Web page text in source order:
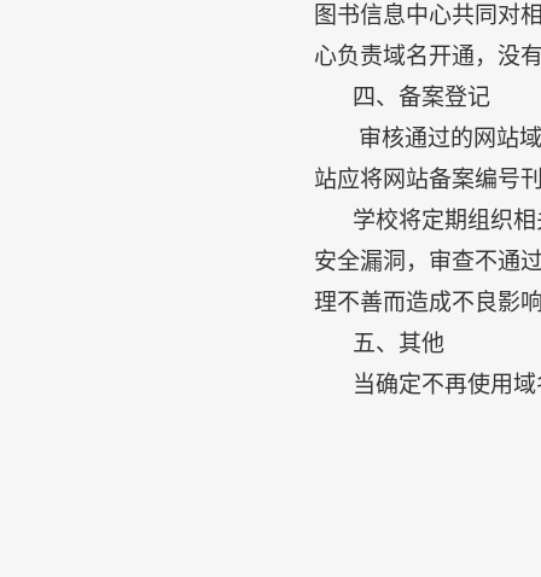
图书信息中心共同对
心负责域名开通，没
四、备案登记
审核通过的网站
站应将网站备案编号
学校将定期组织
安全漏洞，审查不通
理不善而造成不良影
五、其他
当确定不再使用